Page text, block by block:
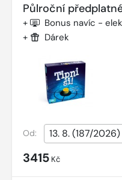
Půlroční
+ Bonus navíc -
+ Dárek
Od:
3415 Kč